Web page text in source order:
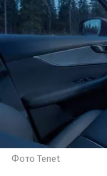
Фото Tenet